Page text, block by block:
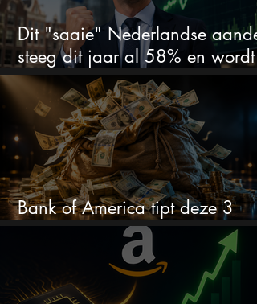
Dit "saaie" Nederlandse
steeg dit jaar al 58% en wordt
volgens analisten onderschat
Bank of America tipt deze 3
chipaandelen